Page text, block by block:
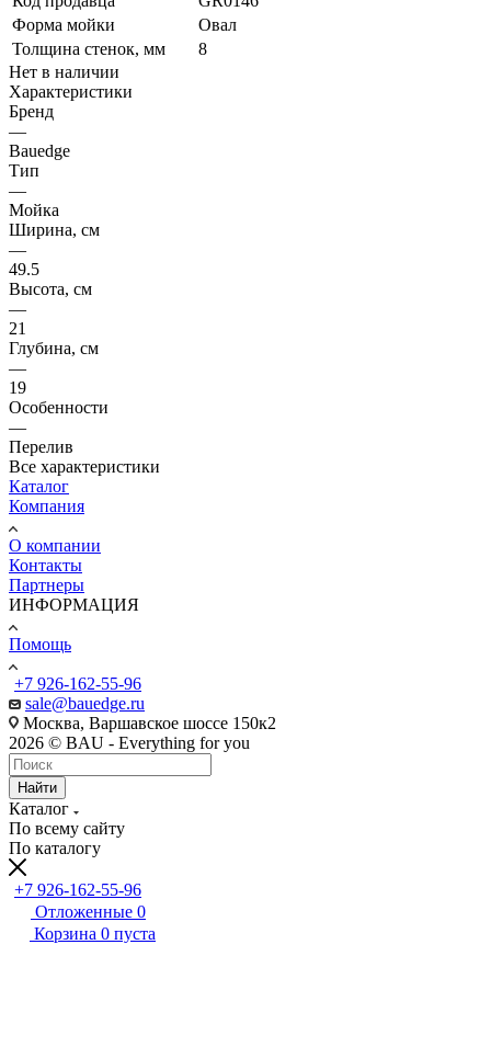
Форма мойки
Овал
Толщина стенок, мм
8
Нет в наличии
Характеристики
Бренд
—
Bauedge
Тип
—
Мойка
Ширина, см
—
49.5
Высота, см
—
21
Глубина, см
—
19
Особенности
—
Перелив
Все характеристики
Каталог
Компания
О компании
Контакты
Партнеры
ИНФОРМАЦИЯ
Помощь
+7 926-162-55-96
sale@bauedge.ru
Москва, Варшавское шоссе 150к2
2026 © BAU - Everything for you
Найти
Каталог
По всему сайту
По каталогу
+7 926-162-55-96
Отложенные 0
Корзина 0 пуста